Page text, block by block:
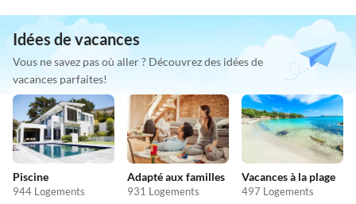
Idées de vacances
Vous ne savez pas où aller ? Découvrez des idées de
vacances parfaites!
Piscine
944 Logements
Adapté aux familles
931 Logements
Vacances à la plage
497 Logements